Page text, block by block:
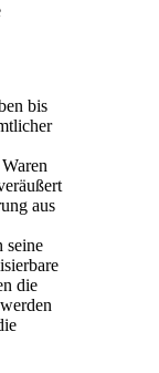
bis
aus
seine
die